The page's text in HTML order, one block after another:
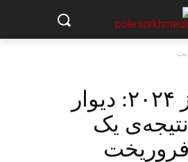
روایت من از ۲۰۲۴: دیوار
نتیجه‌ی یک